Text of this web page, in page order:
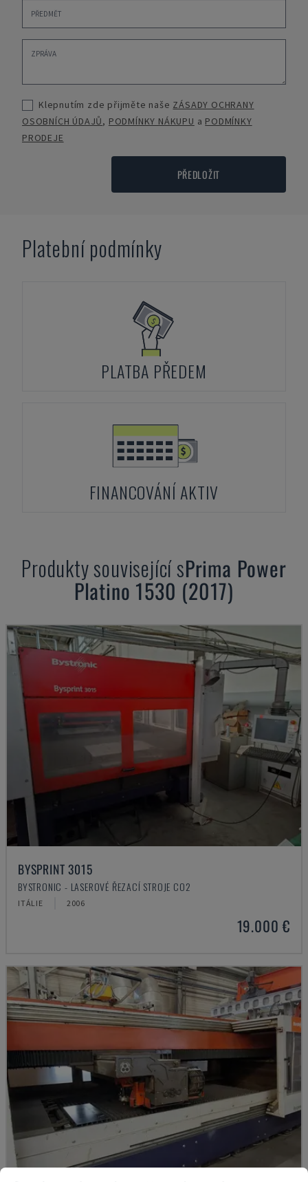
Klepnutím zde přijměte naše ZÁSADY OCHRANY
OSOBNÍCH ÚDAJŮ, PODMÍNKY NÁKUPU a PODMÍNKY
PRODEJE
PŘEDLOŽIT
Platební podmínky
PLATBA PŘEDEM
FINANCOVÁNÍ AKTIV
Produkty související sPrima Power
Platino 1530 (2017)
BYSPRINT 3015
BYSTRONIC - LASEROVÉ ŘEZACÍ STROJE CO2
ITÁLIE 2006
19.000 €